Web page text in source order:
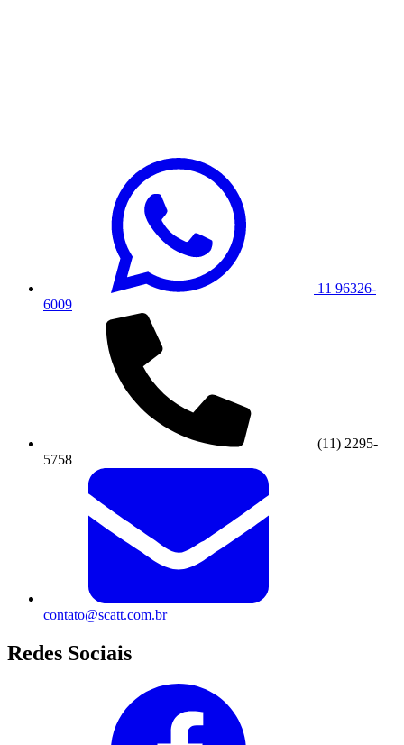
11 96326-
6009
(11) 2295-
5758
contato@scatt.com.br
Redes Sociais